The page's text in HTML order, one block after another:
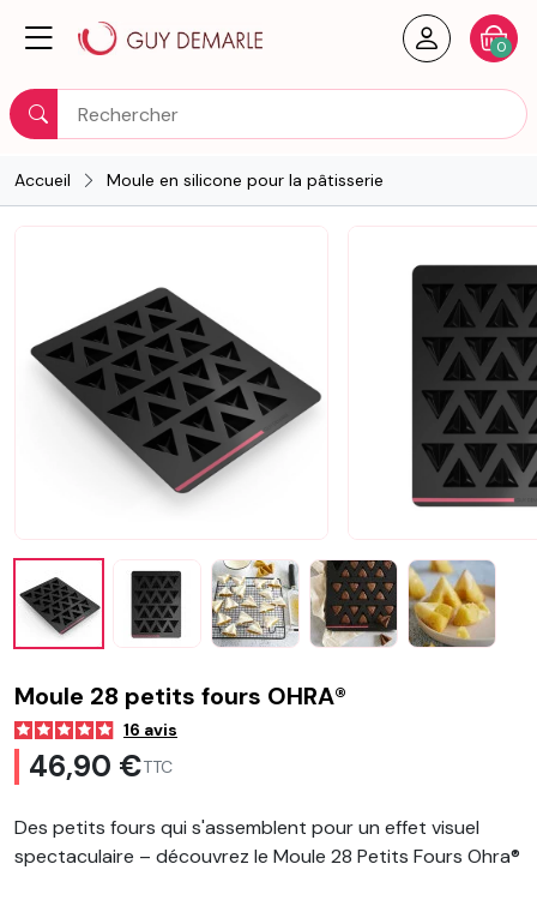
Rechercher
Créer
0
Accueil Moule en silicone pour la pâtisserie
Moule 28 petits fours OHRA®
16 avis
46,90 €TTC
Des petits fours qui s'assemblent pour un effet visuel
spectaculaire – découvrez le Moule 28 Petits Fours Ohra®